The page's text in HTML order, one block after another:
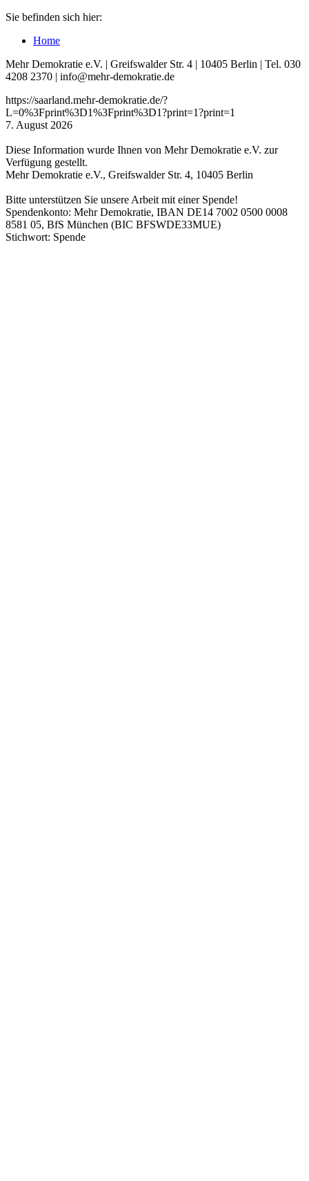
Sie befinden sich hier:
Home
Mehr Demokratie e.V. | Greifswalder Str. 4 | 10405 Berlin | Tel. 030
4208 2370 | info@mehr-demokratie.de
https://saarland.mehr-demokratie.de/?
L=0%3Fprint%3D1%3Fprint%3D1?print=1?print=1
7. August 2026
Diese Information wurde Ihnen von Mehr Demokratie e.V. zur
Verfügung gestellt.
Mehr Demokratie e.V., Greifswalder Str. 4, 10405 Berlin
Bitte unterstützen Sie unsere Arbeit mit einer Spende!
Spendenkonto: Mehr Demokratie, IBAN DE14 7002 0500 0008
8581 05, BfS München (BIC BFSWDE33MUE)
Stichwort: Spende